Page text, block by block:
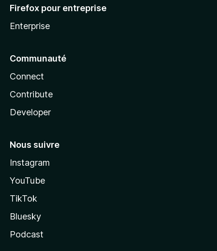
Firefox pour entreprise
Enterprise
Communauté
Connect
Contribute
Developer
Nous suivre
Instagram
YouTube
TikTok
Bluesky
Podcast